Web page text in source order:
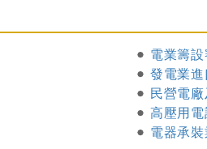
電業籌
發電業
民營電
高壓用
電器承